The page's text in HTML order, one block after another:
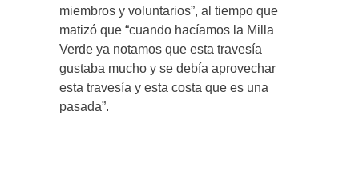
miembros y voluntarios”, al tiempo que
matizó que “cuando hacíamos la Milla
Verde ya notamos que esta travesía
gustaba mucho y se debía aprovechar
esta travesía y esta costa que es una
pasada”.